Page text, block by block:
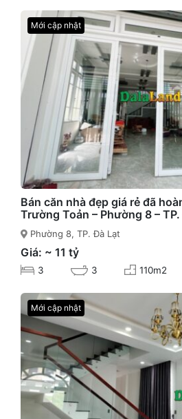
Mới cập nhật
Bán căn nhà đẹp giá rẻ đã
Trường Toản – Phường 8 –
Phường 8, TP. Đà Lạt
Giá: ~ 11 tỷ
3 3 110m2
Mới cập nhật